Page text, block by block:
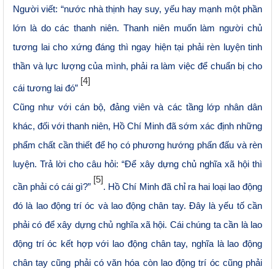
Người viết: “nước nhà thịnh hay suy, yếu hay mạnh một phần
lớn là do các thanh niên. Thanh niên muốn làm người chủ
tương lai cho xứng đáng thì ngay hiện tại phải rèn luyện tinh
thần và lực lượng của mình, phải ra làm việc để chuẩn bị cho
cái tương lai đó”
[4]
Cũng như với cán bộ, đảng viên và các tầng lớp nhân dân
khác, đối với thanh niên, Hồ Chí Minh đã sớm xác định những
phẩm chất cần thiết để họ có phương hướng phấn đấu và rèn
luyện. Trả lời cho câu hỏi: “Để xây dựng chủ nghĩa xã hội thì
cần phải có cái gì?”
[5]
. Hồ Chí Minh đã chỉ ra hai loại lao động
đó là lao động trí óc và lao động chân tay. Đây là yếu tố cần
phải có để xây dựng chủ nghĩa xã hội. Cái chúng ta cần là lao
động trí óc kết hợp với lao động chân tay, nghĩa là lao động
chân tay cũng phải có văn hóa còn lao động trí óc cũng phải